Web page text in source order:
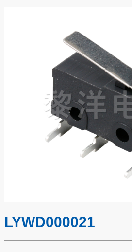
LYWD000021